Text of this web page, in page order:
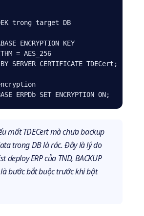
trong target DB
ENCRYPTION KEY
= AES_256
BY SERVER CERTIFICATE TDECert;
ERPDb SET ENCRYPTION ON;
mất TDECert mà chưa backup
trong DB là rác. Đây là lý do
deploy ERP của TND, BACKUP
là bước bắt buộc trước khi bật